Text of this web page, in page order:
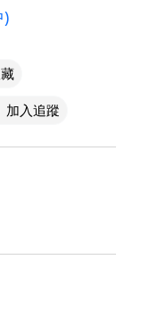
)
加入追蹤